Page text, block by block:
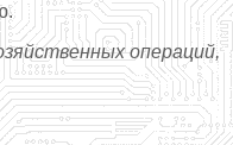
операций,